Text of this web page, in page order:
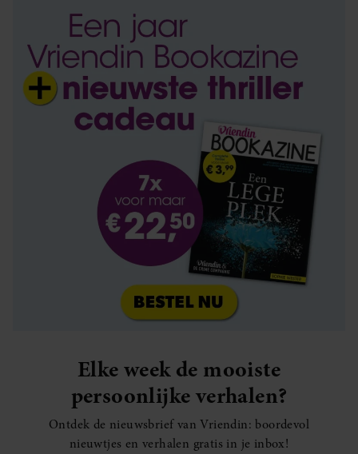
Elke week de mooiste
persoonlijke verhalen?
Ontdek de nieuwsbrief van Vriendin: boordevol
nieuwtjes en verhalen gratis in je inbox!